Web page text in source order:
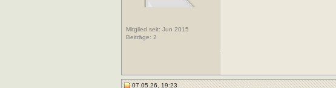
Mitglied seit: Jun 2015
Beiträge: 2
07.05.26, 19:23